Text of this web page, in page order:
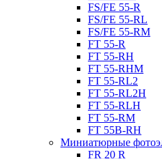
FS/FE 55-R
FS/FE 55-RL
FS/FE 55-RM
FT 55-R
FT 55-RH
FT 55-RHM
FT 55-RL2
FT 55-RL2H
FT 55-RLH
FT 55-RM
FT 55B-RH
Миниатюрные
FR 20 R